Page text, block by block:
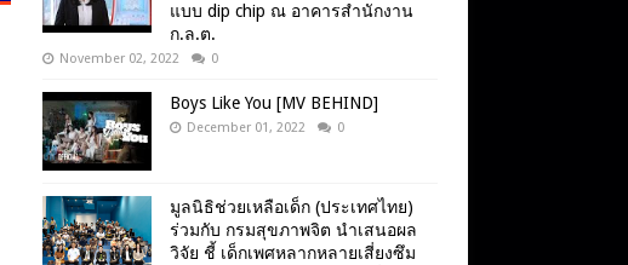
แบบ dip chip ณ อาคารสำนักงาน
ก.ล.ต.
November 02, 2022 0
Boys Like You [MV BEHIND]
December 01, 2022 0
มูลนิธิช่วยเหลือเด็ก (ประเทศไทย)
ร่วมกับ กรมสุขภาพจิต นำเสนอผล
วิจัย ชี้ เด็กเพศหลากหลายเสี่ยงซึม